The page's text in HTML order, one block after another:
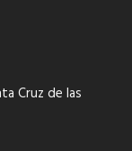
Cruz de las